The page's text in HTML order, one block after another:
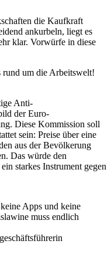
die Kaufkraft
ankurbeln, liegt es
klar. Vorwürfe in diese
um die Arbeitswelt!
Anti-
der Euro-
Diese Kommission soll
sein: Preise über eine
aus der Bevölkerung
Das würde den
starkes Instrument gegen
Apps und keine
muss endlich